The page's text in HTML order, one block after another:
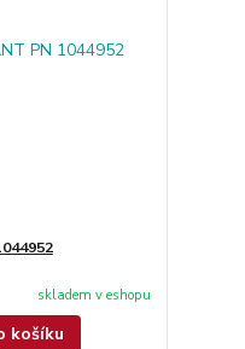
skladem v eshopu
košíku